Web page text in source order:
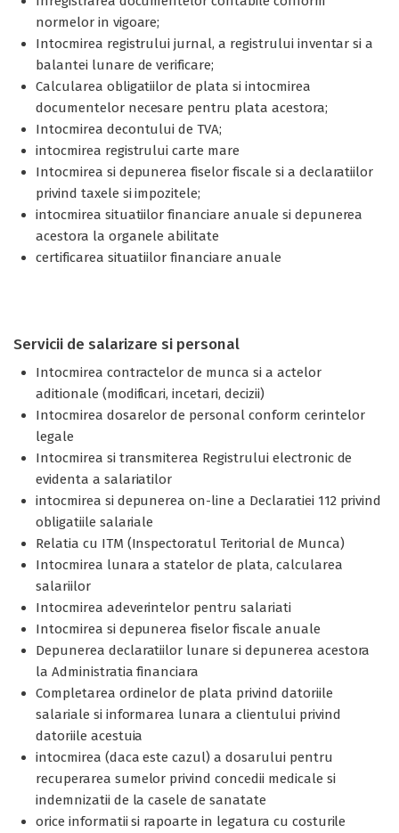
normelor in vigoare;
Intocmirea registrului jurnal, a registrului inventar si a
balantei lunare de verificare;
Calcularea obligatiilor de plata si intocmirea
documentelor necesare pentru plata acestora;
Intocmirea decontului de TVA;
intocmirea registrului carte mare
Intocmirea si depunerea fiselor fiscale si a declaratiilor
privind taxele si impozitele;
intocmirea situatiilor financiare anuale si depunerea
acestora la organele abilitate
certificarea situatiilor financiare anuale
Servicii de salarizare si personal
Intocmirea contractelor de munca si a actelor
aditionale (modificari, incetari, decizii)
Intocmirea dosarelor de personal conform cerintelor
legale
Intocmirea si transmiterea Registrului electronic de
evidenta a salariatilor
intocmirea si depunerea on-line a Declaratiei 112 privind
obligatiile salariale
Relatia cu ITM (Inspectoratul Teritorial de Munca)
Intocmirea lunara a statelor de plata, calcularea
salariilor
Intocmirea adeverintelor pentru salariati
Intocmirea si depunerea fiselor fiscale anuale
Depunerea declaratiilor lunare si depunerea acestora
la Administratia financiara
Completarea ordinelor de plata privind datoriile
salariale si informarea lunara a clientului privind
datoriile acestuia
intocmirea (daca este cazul) a dosarului pentru
recuperarea sumelor privind concedii medicale si
indemnizatii de la casele de sanatate
orice informatii si rapoarte in legatura cu costurile